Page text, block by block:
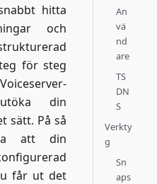
hitta
och
för steg
din
sätt. På så
att din
får ut det
An
vä
nd
are
TS
DN
S
Verkty
g
Sn
aps